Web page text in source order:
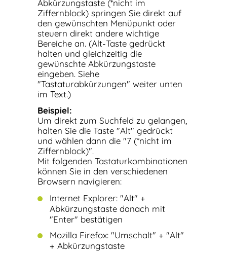
Abkürzungstaste (*nicht im
Ziffernblock) springen Sie direkt auf
den gewünschten Menüpunkt oder
steuern direkt andere wichtige
Bereiche an. (Alt-Taste gedrückt
halten und gleichzeitig die
gewünschte Abkürzungstaste
eingeben. Siehe
"Tastaturabkürzungen" weiter unten
im Text.)
Beispiel:
Um direkt zum Suchfeld zu gelangen,
halten Sie die Taste "Alt" gedrückt
und wählen dann die "7 (*nicht im
Ziffernblock)".
Mit folgenden Tastaturkombinationen
können Sie in den verschiedenen
Browsern navigieren:
Internet Explorer: "Alt" +
Abkürzungstaste danach mit
"Enter" bestätigen
Mozilla Firefox: "Umschalt" + "Alt"
+ Abkürzungstaste